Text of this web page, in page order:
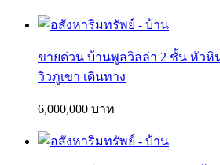
ขายด่วน บ้านพูลวิลล่า 2 ชั้น หัวหิ
วิวภูเขา เดินทาง
6,000,000 บาท